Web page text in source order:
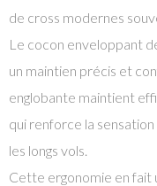
de cross modernes
Le cocon enveloppant
un maintien précis et
englobante maintient
qui renforce la
les longs vols.
Cette ergonomie en